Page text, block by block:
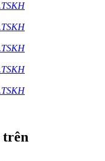
trên